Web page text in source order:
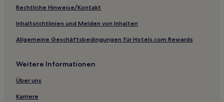
Sapphire Hotels
Stanborough Hotels
Retreat Hotels
Wollun Hotels
Glencoe Hotels
Rechtliche Hinweise/Kontakt
Inhaltsrichtlinien und Melden von Inhalten
Allgemeine Geschäftsbedingungen für Hotels.com Rewards
Weitere Informationen
Über uns
Karriere